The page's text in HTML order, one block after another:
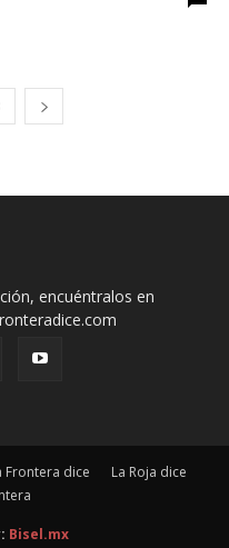
encuéntralos en
Frontera dice
La Roja dice
Bisel.mx